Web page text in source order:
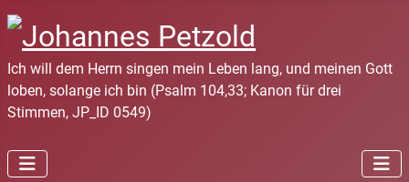
Ich will dem Herrn singen mein Leben lang, und meinen Gott
loben, solange ich bin (Psalm 104,33; Kanon für drei
Stimmen, JP_ID 0549)